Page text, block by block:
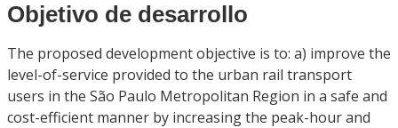
Objetivo de desarrollo
The proposed development objective is to: a) improve the
level-of-service provided to the urban rail transport
users in the São Paulo Metropolitan Region in a safe and
cost-efficient manner by increasing the peak-hour and